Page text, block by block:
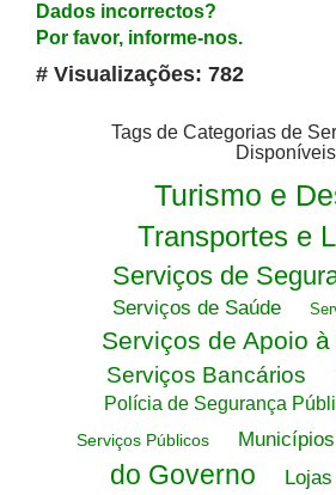
Dados incorrectos?
Por favor, informe-nos.
# Visualizações: 782
Tags de Categorias de
Disponíveis
Turismo e
Transportes e
Serviços de
Serviços de Saúde
Serviços de Apoio
Serviços Bancários
Polícia de Segurança
Serviços Públicos
Municípios
do Governo